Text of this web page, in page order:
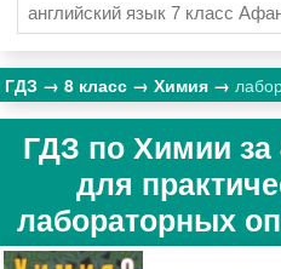
ГДЗ 8 класс Химия
ГДЗ по Химии за
для
лабораторных